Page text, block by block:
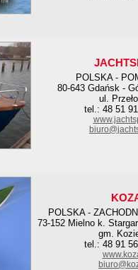
POLSKA -
80-643 Gdańsk -
ul.
tel.: 48 51
POLSKA -
73-152 Mielno k.
gm.
tel.: 48 91